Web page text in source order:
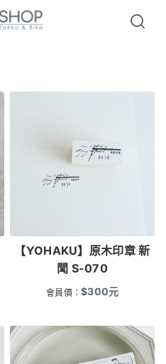
【YOHAKU】原木印章 新
聞 S-070
會員價：$300元